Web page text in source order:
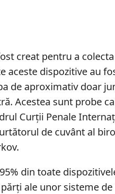
creat pentru a
aceste dispozitive au
de aproximativ doar
Acestea sunt probe
Curții Penale
de cuvânt al
din toate
ale unor sisteme